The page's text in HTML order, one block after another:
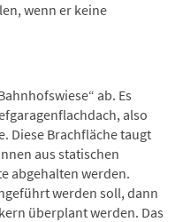
wenn er keine
ab. Es
also
Diese Brachfläche taugt
aus statischen
abgehalten werden.
werden soll, dann
überplant werden. Das